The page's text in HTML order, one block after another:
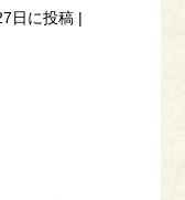
日に投稿 |